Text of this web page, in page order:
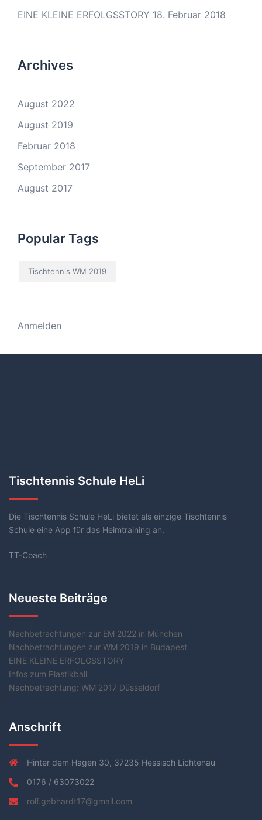
EINE KLEINE ERFOLGSSTORY 18. Februar 2018
Archives
August 2022
August 2019
Februar 2018
September 2017
August 2017
Popular Tags
Tischtennis WM 2019
Anmelden
Tischtennis Schule HeLi
Die Tischtennis Schule HeLi bietet als einzige Tischtennis
Schule eine App für das Heimtraining an.
TT-Coach
Neueste Beiträge
Nachbetrachtungen zur EM 2022 in München
Nachbetrachtungen zur WM 2019 in Budapest
EINE KLEINE ERFOLGSSTORY
Infos zum Plastikball
Nachbetrachtung: WM 2017 Düsseldorf
Anschrift
Hinter dem Hagen 30, 37235 Hessisch Lichtenau
0176 / 63073022
rolf.gebhardt17@gmail.com